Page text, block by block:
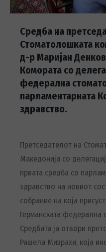
Средба на
Стоматолошката
д-р Маријан
Комората со
федерална
парламентарната
здравство.
Претседателот на
Македонија со
првата средба со
здравство на новиот
собрание на која
Германската
Средбата ја отвори
Рашела Мизрахи, која